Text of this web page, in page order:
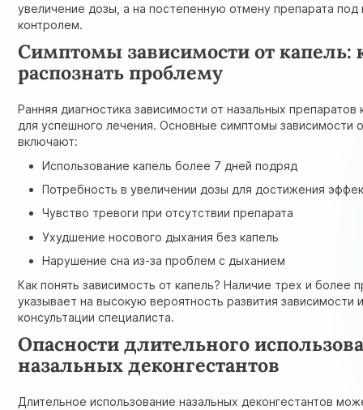
увеличение дозы, а на постепенную отмену препарата
контролем.
Симптомы зависимости от капель:
распознать проблему
Ранняя диагностика зависимости от назальных препаратов
для успешного лечения. Основные симптомы зависимости
включают:
Использование капель более 7 дней подряд
Потребность в увеличении дозы для достижения
Чувство тревоги при отсутствии препарата
Ухудшение носового дыхания без капель
Нарушение сна из-за проблем с дыханием
Как понять зависимость от капель? Наличие трех и более
указывает на высокую вероятность развития зависимости
консультации специалиста.
Опасности длительного
назальных деконгестантов
Длительное использование назальных деконгестантов